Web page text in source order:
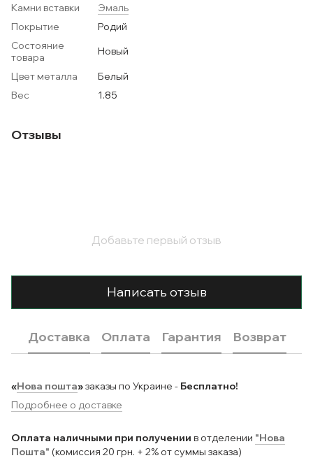
Камни вставки
Эмаль
Покрытие
Родий
Состояние
товара
Новый
Цвет металла
Белый
Вес
1.85
Отзывы
Добавьте первый отзыв
Написать отзыв
Доставка Оплата Гарантия Возврат
«Нова пошта»заказы по Украине - Бесплатно!
Подробнее о доставке
Оплата наличными при получении в отделении "Нова
Пошта" (комиссия 20 грн. + 2% от суммы заказа)